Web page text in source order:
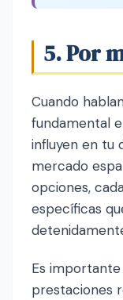
5. Por
Cuando
fundamental
influyen en tu
mercado
opciones,
específicas
Es
prestaciones